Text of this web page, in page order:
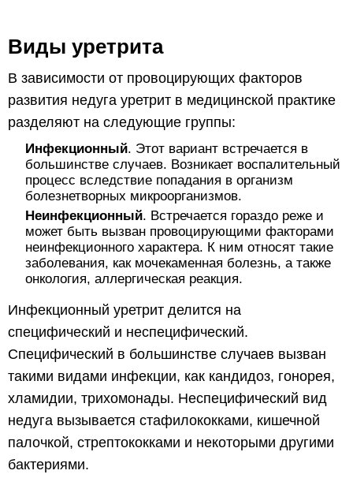
Виды уретрита
В зависимости от провоцирующих факторов
развития недуга уретрит в медицинской практике
разделяют на следующие группы:
Инфекционный. Этот вариант встречается в
большинстве случаев. Возникает воспалительный
процесс вследствие попадания в организм
болезнетворных микроорганизмов.
Неинфекционный. Встречается гораздо реже и
может быть вызван провоцирующими факторами
неинфекционного характера. К ним относят такие
заболевания, как мочекаменная болезнь, а также
онкология, аллергическая реакция.
Инфекционный уретрит делится на
специфический и неспецифический.
Специфический в большинстве случаев вызван
такими видами инфекции, как кандидоз, гонорея,
хламидии, трихомонады. Неспецифический вид
недуга вызывается стафилококками, кишечной
палочкой, стрептококками и некоторыми другими
бактериями.